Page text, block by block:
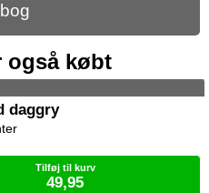
også købt
daggry
Tilføj til kurv
49,95